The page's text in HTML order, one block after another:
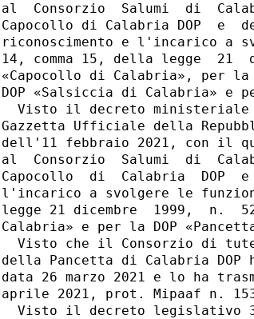
al  Consorzio  Salumi  di
Capocollo di Calabria DOP  e
riconoscimento e l'incarico
14, comma 15, della legge  21
«Capocollo di Calabria», per
DOP «Salsiccia di Calabria» e
Visto il decreto
Gazzetta Ufficiale della
dell'11 febbraio 2021, con il
al  Consorzio  Salumi  di
Capocollo  di  Calabria  DOP
l'incarico a svolgere le
legge 21 dicembre  1999,  n.
Calabria» e per la DOP
Visto che il Consorzio di
della Pancetta di Calabria
data 26 marzo 2021 e lo ha
aprile 2021, prot. Mipaaf n.
Visto il decreto legislativo